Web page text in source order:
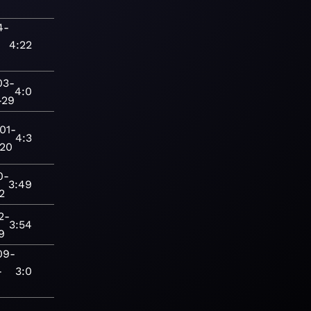
4:22
4:0
4:3
3:49
3:54
3:0